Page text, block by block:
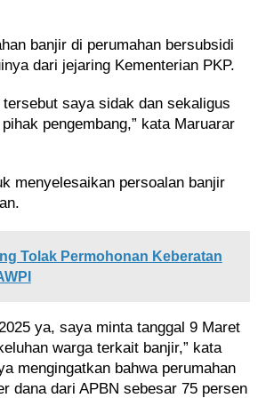
banjir di perumahan bersubsidi
dari jejaring Kementerian PKP.
saya sidak dan sekaligus
pengembang,” kata Maruarar
menyelesaikan persoalan banjir
Tolak Permohonan Keberatan
ya, saya minta tanggal 9 Maret
warga terkait banjir,” kata
mengingatkan bahwa perumahan
dana dari APBN sebesar 75 persen